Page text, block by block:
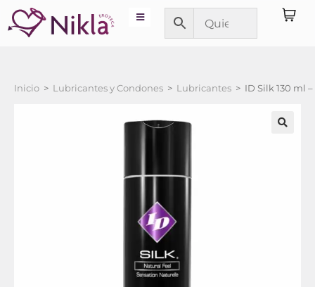
Inicio > Lubricantes y Condones > Lubricantes > ID Silk 130 ml